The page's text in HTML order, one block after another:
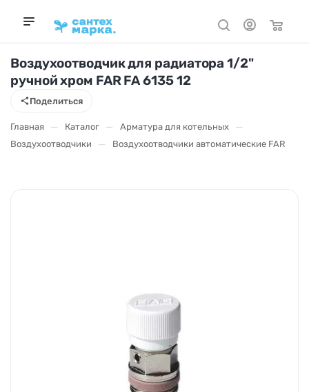
Поделиться
Воздухоотводчик для радиатора 1/2"
ручной хром FAR FA 6135 12
Главная — Каталог — Арматура для котельных —
Воздухоотводчики — Воздухоотводчики автоматические FAR